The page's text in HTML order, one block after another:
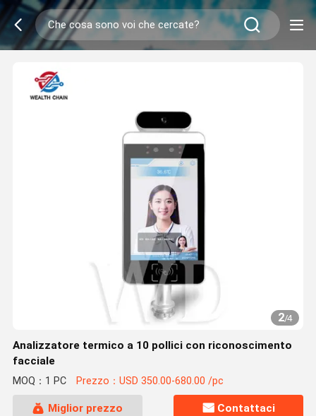
2/4
Analizzatore termico a 10 pollici con riconoscimento
facciale
MOQ：1 PC Prezzo：USD 350.00-680.00 /pc
Miglior prezzo Contattaci